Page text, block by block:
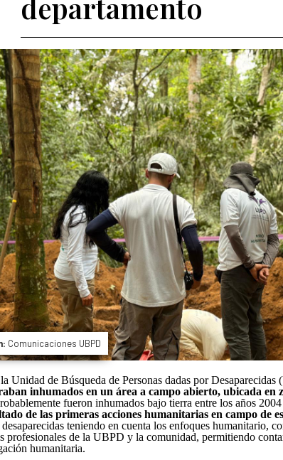
que vigilan
relacionadas
Banco de hojas de vida
departamento
Comunicaciones UBPD
Unidad de Búsqueda de Personas dadas por
inhumados en un área a campo abierto, ubicada en
fueron inhumados bajo tierra entre los años
de las primeras acciones humanitarias en campo de
desaparecidas teniendo en cuenta los enfoques humanitario,
profesionales de la UBPD y la comunidad, permitiendo
humanitaria.